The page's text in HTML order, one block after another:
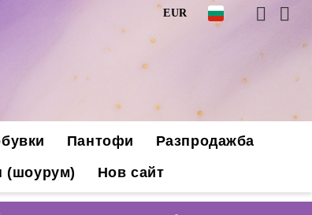
EUR
Пантофи
Разпродажба
(шоурум) Нов сайт